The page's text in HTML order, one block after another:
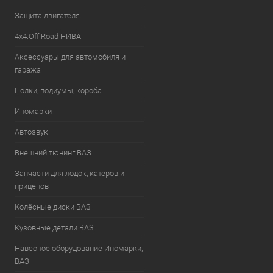
Защита двигателя
4х4.Off Road НИВА
Аксессуары для автомобиля и
гаража
Полки, подиумы, короба
Иномарки
Автозвук
Внешний тюнинг ВАЗ
Запчасти для лодок, катеров и
прицепов
Колёсные диски ВАЗ
Кузовные детали ВАЗ
Навесное оборудование Иномарки,
ВАЗ